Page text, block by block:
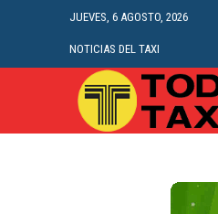
JUEVES, 6 AGOSTO, 2026
NOTICIAS DEL TAXI